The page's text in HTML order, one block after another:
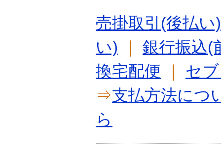
売掛取引(後払い)
い) ｜ 銀行振込(
換宅配便 ｜ セ
⇒支払方法につ
ら